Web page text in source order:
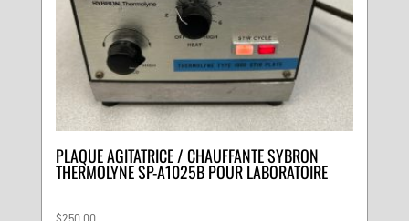
PLAQUE AGITATRICE / CHAUFFANTE SYBRON
THERMOLYNE SP-A1025B POUR LABORATOIRE
$250.00